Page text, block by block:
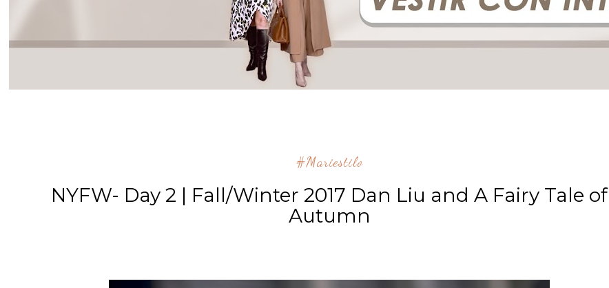
#mariestilo
NYFW- Day 2 | Fall/Winter 2017 Dan Liu and A Fairy Tale of
Autumn